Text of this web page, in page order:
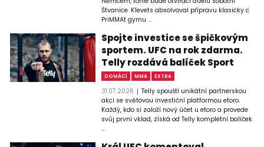
Štvanice. Klevets absolvoval přípravu klasicky c
PriMMAt gymu ...
Spojte investice se špičkovým
sportem. UFC na rok zdarma.
Telly rozdává balíček Sport
DOMÁCÍ MMA EXTRA
31.07.2026
Telly spouští unikátní partnerskou
akci se světovou investiční platformou etoro.
Každý, kdo si založí nový účet u etoro a provede
svůj první vklad, získá od Telly kompletní balíček
...